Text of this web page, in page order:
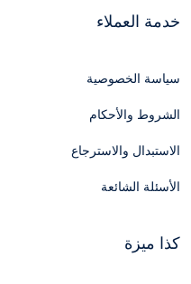
خدمة العملاء
سياسة الخصوصية
الشروط والأحكام
الاستبدال والاسترجاع
الأسئلة الشائعة
كذا ميزة